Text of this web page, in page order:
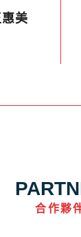
美
合作夥